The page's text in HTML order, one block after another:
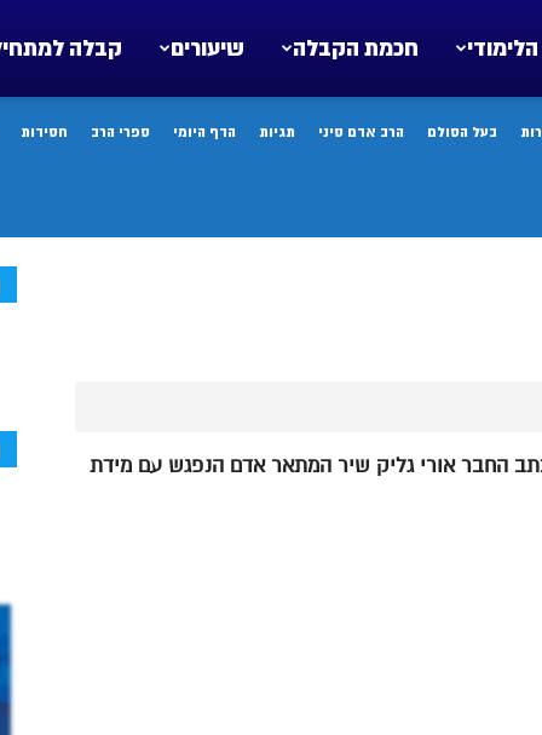
קבלה שיעורים חכמת הקבלה
בעל הסולם הרב אדם סיני תגיות הדף היומי ספרי הרב חסידות
החבר אורי גליק שיר המתאר אדם הנפגש עם מידת